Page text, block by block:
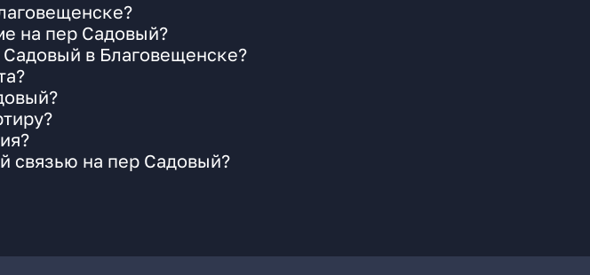
на пер Садовый?
в Благовещенске?
связью на пер Садовый?